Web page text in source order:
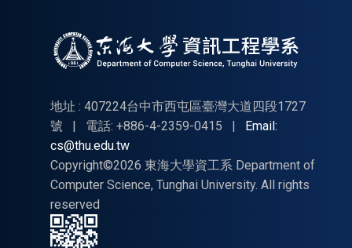
聯合
時程
及注
地址 : 407224台中市西屯區臺灣大道四段1727
號
| 電話: +886-4-2359-0415 |
Email:
cs@thu.edu.tw
Copyright©2026 東海大學資工系 Department of
Computer Science, Tunghai University. All rights
reserved